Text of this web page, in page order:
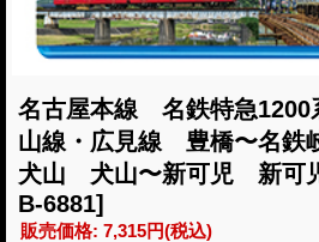
名古屋本線 名鉄特急1200
山線・広見線 豊橋〜名鉄
犬山 犬山〜新可児 新可
B-6881]
販売価格: 7,315円(税込)